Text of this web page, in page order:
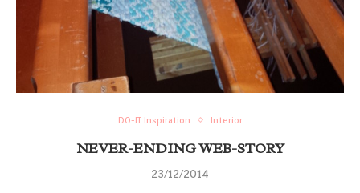
DO-IT Inspiration Interior
NEVER-ENDING WEB-STORY
23/12/2014